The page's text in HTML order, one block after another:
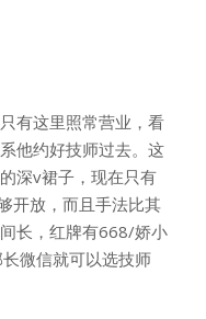
有这里照常营业，看
他约好技师过去。这
深v裙子，现在只有
开放，而且手法比其
长，红牌有668/娇小
微信就可以选技师